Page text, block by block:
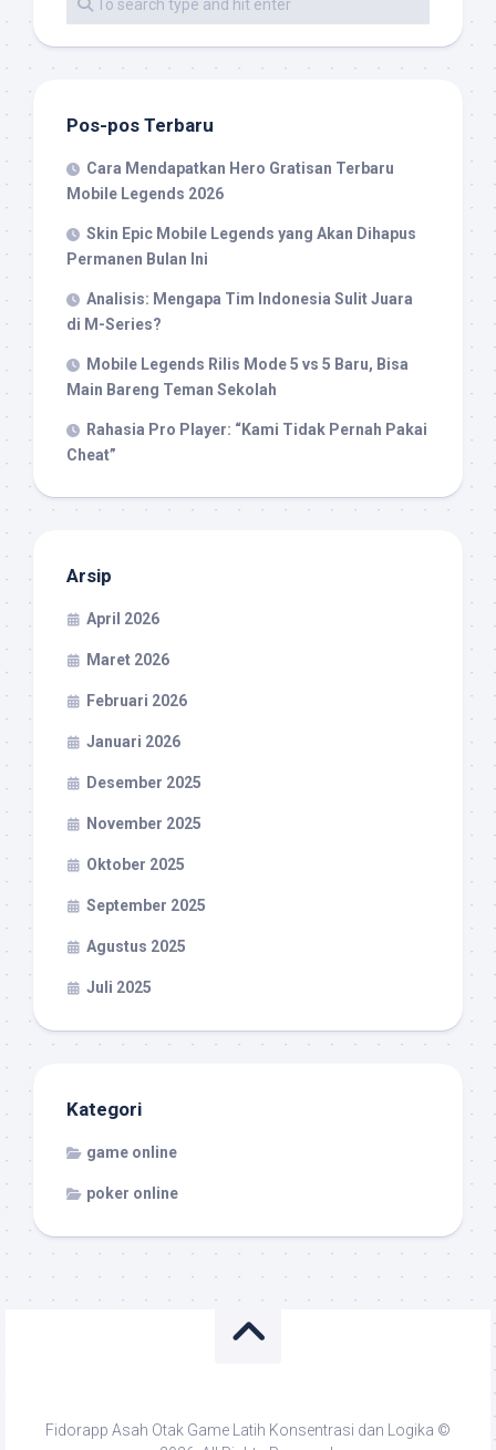
Pos-pos Terbaru
Cara Mendapatkan Hero Gratisan Terbaru
Mobile Legends 2026
Skin Epic Mobile Legends yang Akan Dihapus
Permanen Bulan Ini
Analisis: Mengapa Tim Indonesia Sulit Juara
di M-Series?
Mobile Legends Rilis Mode 5 vs 5 Baru, Bisa
Main Bareng Teman Sekolah
Rahasia Pro Player: “Kami Tidak Pernah Pakai
Cheat”
Arsip
April 2026
Maret 2026
Februari 2026
Januari 2026
Desember 2025
November 2025
Oktober 2025
September 2025
Agustus 2025
Juli 2025
Kategori
game online
poker online
Fidorapp Asah Otak Game Latih Konsentrasi dan Logika ©